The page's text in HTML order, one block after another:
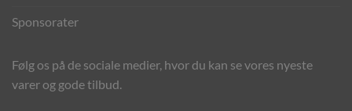
Sponsorater
Følg os på de sociale medier, hvor du kan se vores nyeste
varer og gode tilbud.